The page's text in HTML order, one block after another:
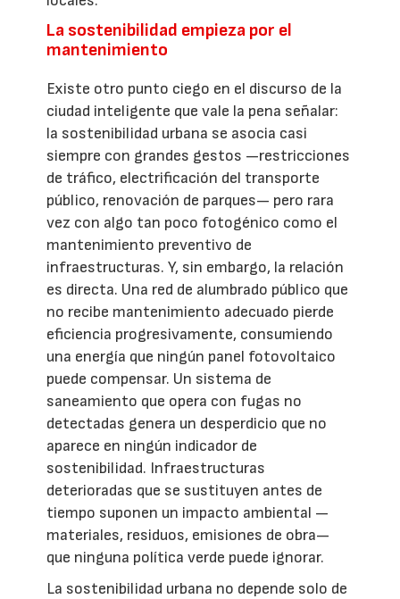
La sostenibilidad empieza por el
mantenimiento
Existe otro punto ciego en el discurso de la
ciudad inteligente que vale la pena señalar:
la sostenibilidad urbana se asocia casi
siempre con grandes gestos —restricciones
de tráfico, electrificación del transporte
público, renovación de parques— pero rara
vez con algo tan poco fotogénico como el
mantenimiento preventivo de
infraestructuras. Y, sin embargo, la relación
es directa. Una red de alumbrado público que
no recibe mantenimiento adecuado pierde
eficiencia progresivamente, consumiendo
una energía que ningún panel fotovoltaico
puede compensar. Un sistema de
saneamiento que opera con fugas no
detectadas genera un desperdicio que no
aparece en ningún indicador de
sostenibilidad. Infraestructuras
deterioradas que se sustituyen antes de
tiempo suponen un impacto ambiental —
materiales, residuos, emisiones de obra—
que ninguna política verde puede ignorar.
La sostenibilidad urbana no depende solo de